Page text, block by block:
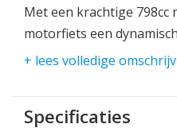
Met een krachtige 798cc
motorfiets een
rijervaring.
met geavanceerde
+ lees volledige
Specificaties